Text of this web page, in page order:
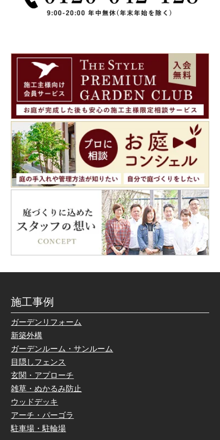
施工事例
ガーデンリフォーム
新築外構
ガーデンルーム・サンルーム
目隠しフェンス
玄関・アプローチ
雑草・ぬかるみ防止
ウッドデッキ
アーチ・パーゴラ
駐車場・駐輪場